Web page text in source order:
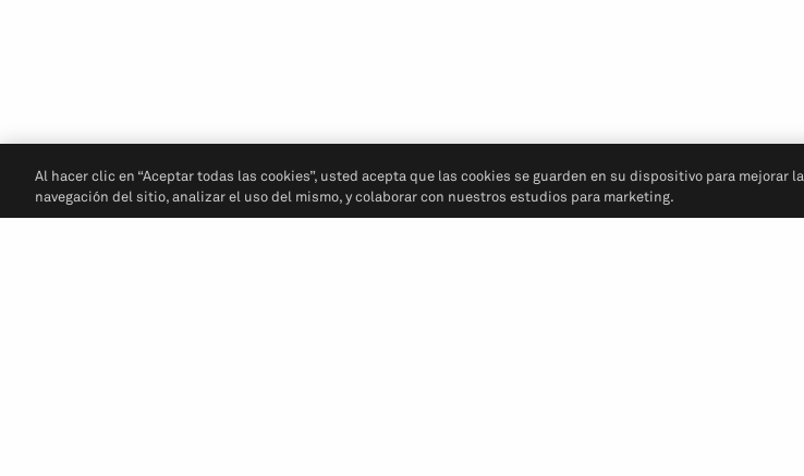
Al hacer clic en “Aceptar todas las cookies”, usted acepta que las cookies se guarden en su dispositivo para mejorar la
navegación del sitio, analizar el uso del mismo, y colaborar con nuestros estudios para marketing.